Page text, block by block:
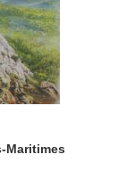
Maritimes